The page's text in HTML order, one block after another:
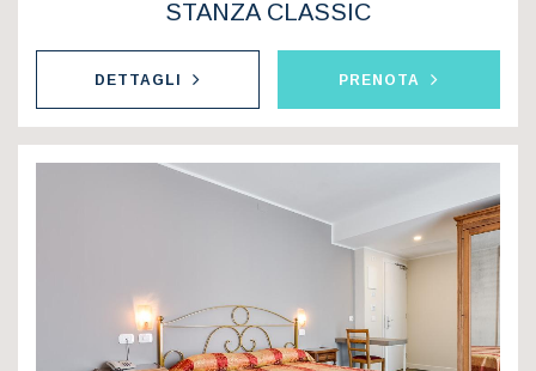
STANZA CLASSIC
DETTAGLI PRENOTA